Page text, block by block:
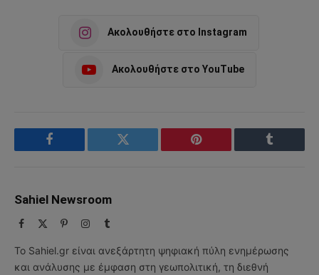
Ακολουθήστε στο Instagram
Ακολουθήστε στο YouTube
Facebook Twitter Pinterest Tumblr
Sahiel Newsroom
Facebook PinterestInstagram
Tumblr
Το Sahiel.gr είναι ανεξάρτητη ψηφιακή πύλη ενημέρωσης
και ανάλυσης με έμφαση στη γεωπολιτική, τη διεθνή